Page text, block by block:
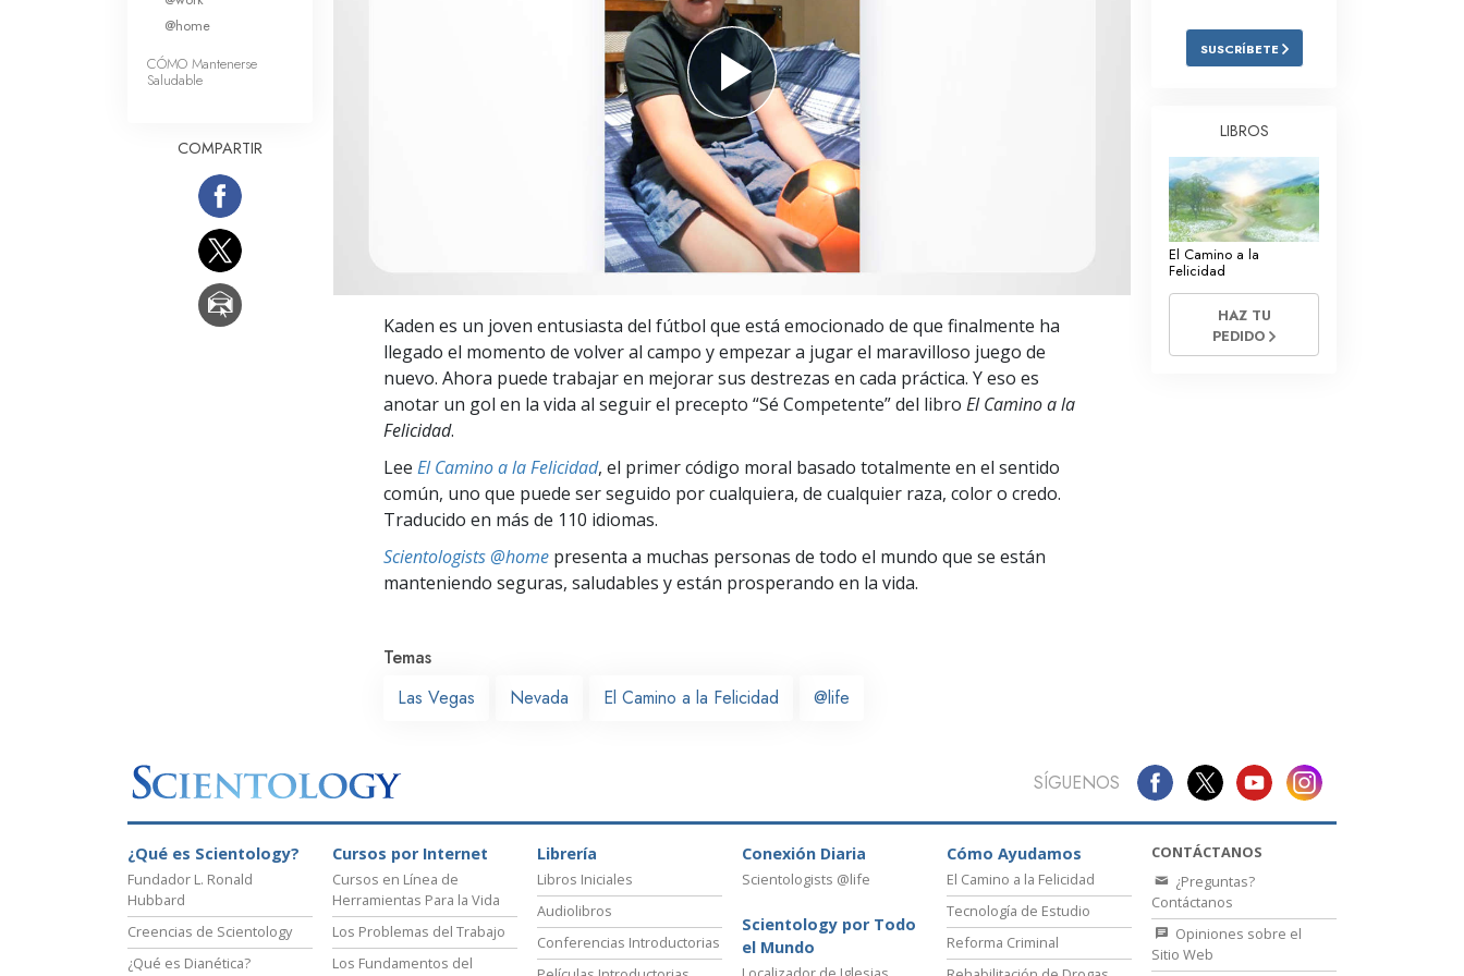
Respuestas a las Drogas
La Causa de la Supresión
Investigaciones
Los Fundamentos de la Organización
Los Fundamentos de las Relaciones
Kaden es un joven entusiasta del fútbol que está emocionado de que finalmente ha
llegado el momento de volver al campo y empezar a jugar el maravilloso juego de
nuevo. Ahora puede trabajar en mejorar sus destrezas en cada práctica. Y eso es
anotar un gol en la vida al seguir el precepto “Sé Competente” del libro El Camino a la
Felicidad.
Lee El Camino a la Felicidad, el primer código moral basado totalmente en el sentido
común, uno que puede ser seguido por cualquiera, de cualquier raza, color o credo.
Traducido en más de 110 idiomas.
Scientologists @home presenta a muchas personas de todo el mundo que se están
manteniendo seguras, saludables y están prosperando en la vida.
Temas
Las Vegas
Nevada El Camino a la Felicidad @life
@home
CÓMO Mantenerse
Saludable
COMPARTIR
SUSCRÍBETE
LIBROS
El Camino a la
Felicidad
HAZ TU
PEDIDO
SÍGUENOS
¿Qué es Scientology?
Fundador L. Ronald
Hubbard
Creencias de Scientology
¿Qué es Dianética?
Cursos por Internet
Cursos en Línea de
Herramientas Para la Vida
Los Problemas del Trabajo
Los Fundamentos del
Librería
Libros Iniciales
Audiolibros
Conferencias Introductorias
Conexión Diaria
Scientologists @life
Scientology por Todo
el Mundo
Cómo Ayudamos
El Camino a la Felicidad
Tecnología de Estudio
Reforma Criminal
CONTÁCTANOS
¿Preguntas?
Contáctanos
Opiniones sobre el
Sitio Web